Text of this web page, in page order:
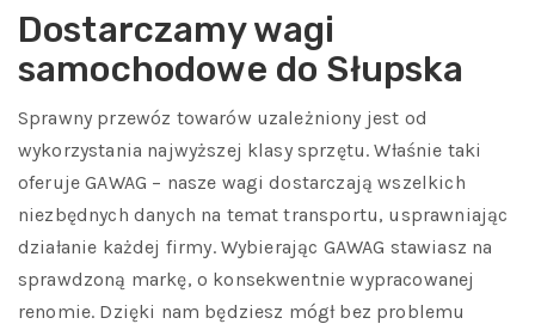
Dostarczamy wagi
samochodowe do Słupska
Sprawny przewóz towarów uzależniony jest od
wykorzystania najwyższej klasy sprzętu. Właśnie taki
oferuje GAWAG – nasze wagi dostarczają wszelkich
niezbędnych danych na temat transportu, usprawniając
działanie każdej firmy. Wybierając GAWAG stawiasz na
sprawdzoną markę, o konsekwentnie wypracowanej
renomie. Dzięki nam będziesz mógł bez problemu